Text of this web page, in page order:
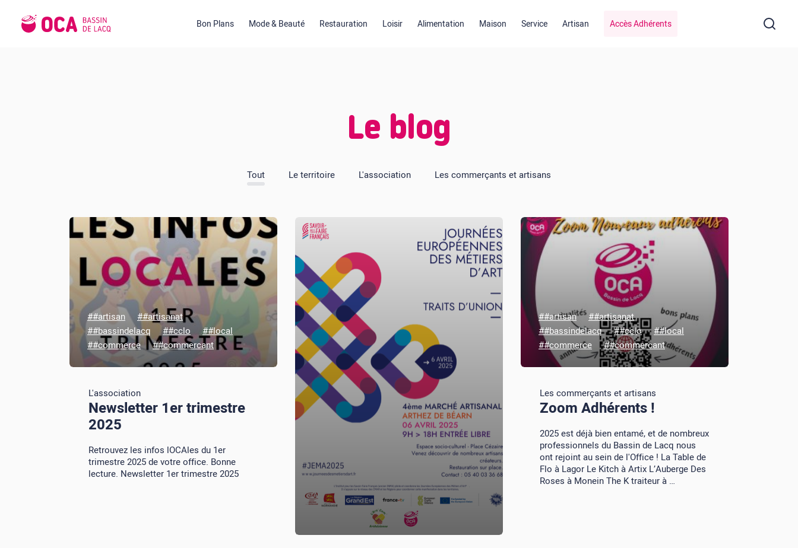
Bon Plans Mode & Beauté Restauration Loisir Alimentation Maison Service Artisan Accès Adhérents
Le blog
Tout Le territoire L'association Les commerçants et artisans
##artisan
##artisanat
##bassindelacq
##cclo
##local
##commerce
##commercant
L'association
Newsletter 1er trimestre
2025
Retrouvez les infos lOCAles du 1er
trimestre 2025 de votre office. Bonne
lecture. Newsletter 1er trimestre 2025
##artisan
##artisanat
##bassindelacq
##cclo
##local
##commerce
##commercant
Les commerçants et artisans
Zoom Adhérents !
2025 est déjà bien entamé, et de nombreux
professionnels du Bassin de Lacq nous
ont rejoint au sein de l'Office ! La Table de
Flo à Lagor Le Kitch à Artix L’Auberge Des
Roses à Monein The K traiteur à …